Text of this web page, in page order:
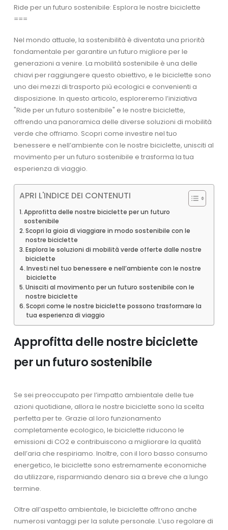
Ride per un futuro sostenibile: Esplora le nostre biciclette
===
Nel mondo attuale, la sostenibilità è diventata una priorità
fondamentale per garantire un futuro migliore per le
generazioni a venire. La mobilità sostenibile è una delle
chiavi per raggiungere questo obiettivo, e le biciclette sono
uno dei mezzi di trasporto più ecologici e convenienti a
disposizione. In questo articolo, esploreremo l’iniziativa
"Ride per un futuro sostenibile" e le nostre biciclette,
offrendo una panoramica delle diverse soluzioni di mobilità
verde che offriamo. Scopri come investire nel tuo
benessere e nell’ambiente con le nostre biciclette, unisciti al
movimento per un futuro sostenibile e trasforma la tua
esperienza di viaggio.
APRI L'INDICE DEI CONTENUTI
Approfitta delle nostre biciclette per un futuro
sostenibile
Scopri la gioia di viaggiare in modo sostenibile con le
nostre biciclette
Esplora le soluzioni di mobilità verde offerte dalle nostre
biciclette
Investi nel tuo benessere e nell’ambiente con le nostre
biciclette
Unisciti al movimento per un futuro sostenibile con le
nostre biciclette
Scopri come le nostre biciclette possono trasformare la
tua esperienza di viaggio
Approfitta delle nostre biciclette
per un futuro sostenibile
Se sei preoccupato per l’impatto ambientale delle tue
azioni quotidiane, allora le nostre biciclette sono la scelta
perfetta per te. Grazie al loro funzionamento
completamente ecologico, le biciclette riducono le
emissioni di CO2 e contribuiscono a migliorare la qualità
dell’aria che respiriamo. Inoltre, con il loro basso consumo
energetico, le biciclette sono estremamente economiche
da utilizzare, risparmiando denaro sia a breve che a lungo
termine.
Oltre all’aspetto ambientale, le biciclette offrono anche
numerosi vantaggi per la salute personale. L’uso regolare di